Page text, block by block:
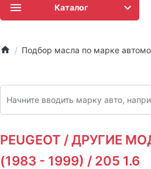
Каталог
Подбор масла по марке
PEUGEOT / ДРУГИЕ
(1983 - 1999) / 205 1.6